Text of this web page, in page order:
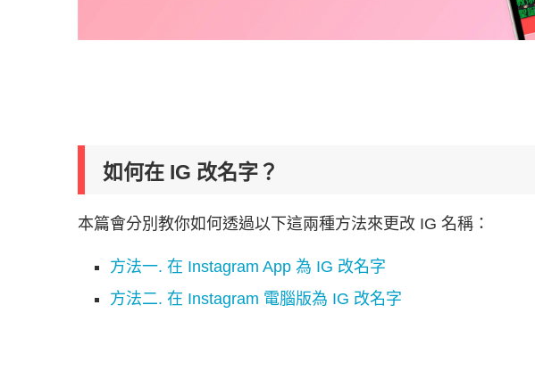
如何在 IG 改名字？
本篇會分別教你如何透過以下這兩種方法來更改 IG 名稱：
方法一. 在 Instagram App 為 IG 改名字
方法二. 在 Instagram 電腦版為 IG 改名字